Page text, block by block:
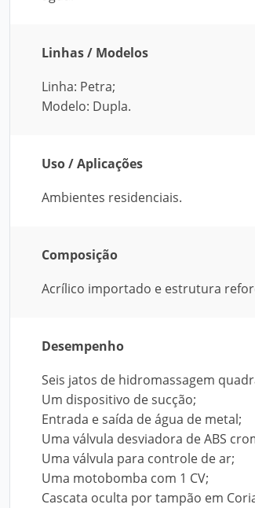
Linhas / Modelos
Linha: Petra;
Modelo: Dupla.
Uso / Aplicações
Ambientes residenciais.
Composição
Acrílico importado e estrutura
Desempenho
Seis jatos de hidromassagem
Um dispositivo de sucção;
Entrada e saída de água de metal;
Uma válvula desviadora de ABS
Uma válvula para controle de ar;
Uma motobomba com 1 CV;
Cascata oculta por tampão em